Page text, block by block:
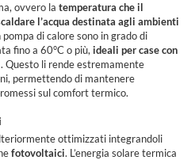
ovvero la temperatura che il
l’acqua destinata agli ambienti
di calore sono in grado di
fino a 60°C o più, ideali per case con
. Questo li rende estremamente
permettendo di mantenere
sul comfort termico.
ottimizzati integrandoli
fotovoltaici. L’energia solare termica